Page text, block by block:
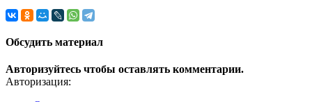
Обсудить материал
Авторизуйтесь чтобы оставлять комментарии.
Авторизация: